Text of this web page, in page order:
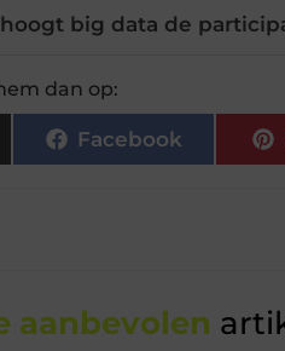
big data de
dan op:
Facebook
aanbevolen